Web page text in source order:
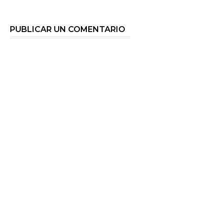
PUBLICAR UN COMENTARIO